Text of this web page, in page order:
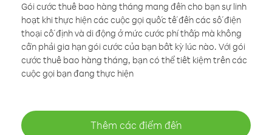
Gói cước thuê bao hàng tháng mang đến cho bạn sự linh
hoạt khi thực hiện các cuộc gọi quốc tế đến các số điện
thoại cố định và di động ở mức cước phí thấp mà không
cần phải gia hạn gói cước của bạn bất kỳ lúc nào. Với gói
cước thuê bao hàng tháng, bạn có thể tiết kiệm trên các
cuộc gọi bạn đang thực hiện
Thêm các điểm đến